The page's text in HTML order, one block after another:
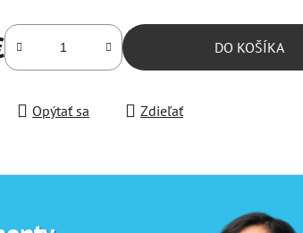
cena:
DO KOŠÍKA
Opýtať sa Zdieľať